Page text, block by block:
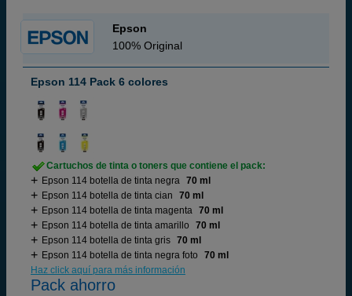
Epson
100% Original
Epson 114 Pack 6 colores
Cartuchos de tinta o toners que contiene el pack:
Epson 114 botella de tinta negra 70 ml
Epson 114 botella de tinta cian
70 ml
Epson 114 botella de tinta magenta 70 ml
Epson 114 botella de tinta amarillo
70 ml
Epson 114 botella de tinta gris 70 ml
Epson 114 botella de tinta negra foto
70 ml
Haz click aquí para más información
Pack ahorro